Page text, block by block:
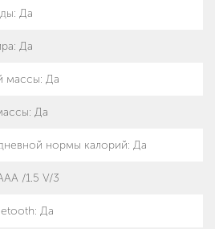
: Да
: Да
массы: Да
: Да
нормы калорий: Да
/1.5 V/3
: Да